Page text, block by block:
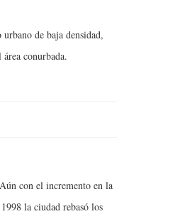
de baja densidad,
conurbada.
con el incremento en la
la ciudad rebasó los